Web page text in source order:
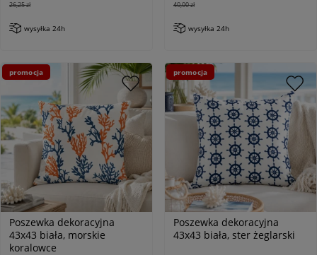
26,25 zł
wysyłka 24h
40,00 zł
wysyłka 24h
Poszewka dekoracyjna
43x43 biała, morskie
koralowce
promocja
Poszewka dekoracyjna
43x43 biała, ster żeglarski
promocja